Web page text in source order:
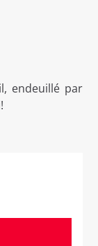
endeuillé par